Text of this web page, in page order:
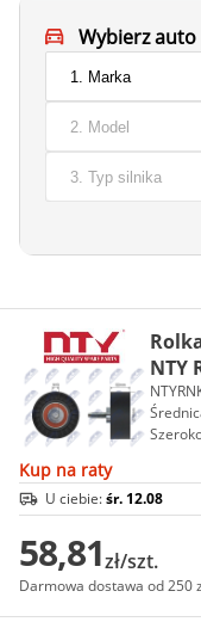
Wybierz auto
NTY
Kup na raty
U ciebie:śr. 12.08
58,81zł/szt.
Darmowa dostawa od 250